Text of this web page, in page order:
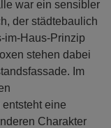
war ein sensibler
der städtebaulich
im-Haus-Prinzip
stehen dabei
Im
eine
Charakter